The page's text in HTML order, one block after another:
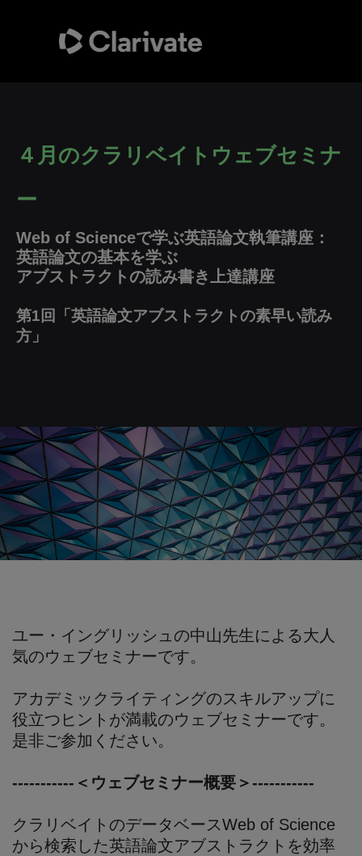
４月のクラリベイトウェブセミナ
ー
Web of Scienceで学ぶ英語論文執筆講座：
英語論文の基本を学ぶ
アブストラクトの読み書き上達講座
第1回「英語論文アブストラクトの素早い読み
方」
ユー・イングリッシュの中山先生による大人
気のウェブセミナーです。
アカデミックライティングのスキルアップに
役立つヒントが満載のウェブセミナーです。
是非ご参加ください。
-----------＜ウェブセミナー概要＞-----------
クラリベイトのデータベースWeb of Science
から検索した英語論文アブストラクトを効率